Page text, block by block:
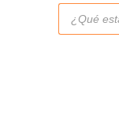
Búsqueda
productos